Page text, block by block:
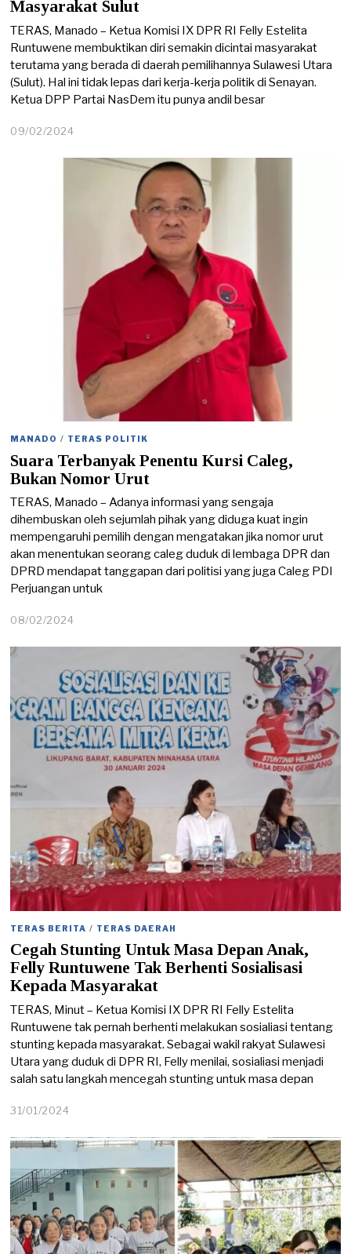
Masyarakat Sulut
TERAS, Manado – Ketua Komisi IX DPR RI Felly Estelita
Runtuwene membuktikan diri semakin dicintai masyarakat
terutama yang berada di daerah pemilihannya Sulawesi Utara
(Sulut). Hal ini tidak lepas dari kerja-kerja politik di Senayan.
Ketua DPP Partai NasDem itu punya andil besar
09/02/2024
/
MANADO / TERAS POLITIK
Suara Terbanyak Penentu Kursi Caleg,
Bukan Nomor Urut
TERAS, Manado – Adanya informasi yang sengaja
dihembuskan oleh sejumlah pihak yang diduga kuat ingin
mempengaruhi pemilih dengan mengatakan jika nomor urut
akan menentukan seorang caleg duduk di lembaga DPR dan
DPRD mendapat tanggapan dari politisi yang juga Caleg PDI
Perjuangan untuk
08/02/2024
/
2
/
2
0
2
4
TERAS BERITA / TERAS DAERAH
Cegah Stunting Untuk Masa Depan Anak,
Felly Runtuwene Tak Berhenti Sosialisasi
Kepada Masyarakat
TERAS, Minut – Ketua Komisi IX DPR RI Felly Estelita
Runtuwene tak pernah berhenti melakukan sosialiasi tentang
stunting kepada masyarakat. Sebagai wakil rakyat Sulawesi
Utara yang duduk di DPR RI, Felly menilai, sosialiasi menjadi
salah satu langkah mencegah stunting untuk masa depan
31/01/2024
/
0
2
/
2
2
4